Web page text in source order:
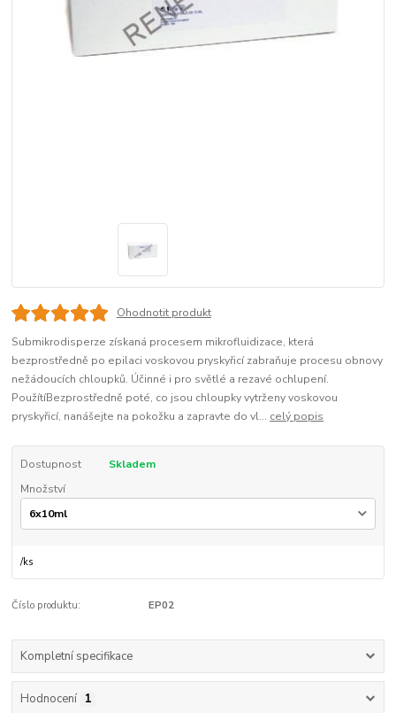
Ohodnotit produkt
Submikrodisperze získaná procesem mikrofluidizace, která
bezprostředně po epilaci voskovou pryskyřicí zabraňuje procesu obnovy
nežádoucích chloupků. Účinné i pro světlé a rezavé ochlupení.
PoužítíBezprostředně poté, co jsou chloupky vytrženy voskovou
pryskyřicí, nanášejte na pokožku a zapravte do vl... celý popis
Dostupnost
Skladem
Množství
/ks
Číslo produktu: EP02
Kompletní specifikace
Hodnocení 1